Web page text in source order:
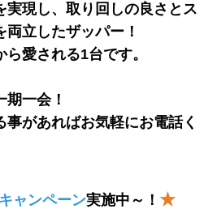
実現し、取り回しの良さとス
立したザッパー！
愛される1台です。
一会！
があればお気軽にお電話く
キャンペーン実施中～！ ★